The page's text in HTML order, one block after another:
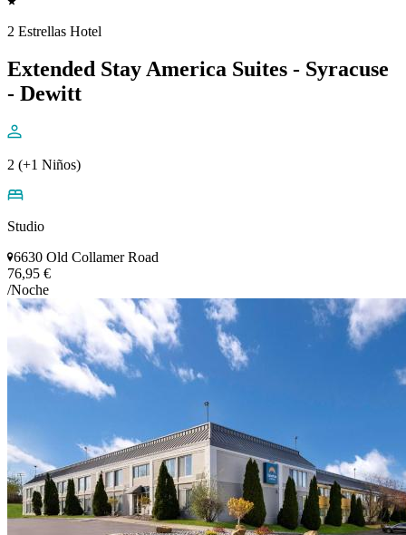
2 Estrellas Hotel
Extended Stay America Suites - Syracuse
- Dewitt
2 (+1 Niños)
Studio
6630 Old Collamer Road
76,95 €
/Noche